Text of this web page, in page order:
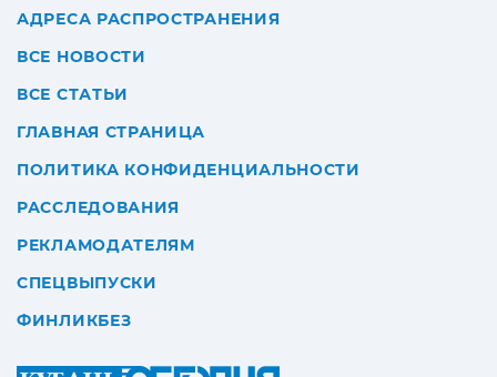
АДРЕСА РАСПРОСТРАНЕНИЯ
ВСЕ НОВОСТИ
ВСЕ СТАТЬИ
ГЛАВНАЯ СТРАНИЦА
ПОЛИТИКА КОНФИДЕНЦИАЛЬНОСТИ
РАССЛЕДОВАНИЯ
РЕКЛАМОДАТЕЛЯМ
СПЕЦВЫПУСКИ
ФИНЛИКБЕЗ